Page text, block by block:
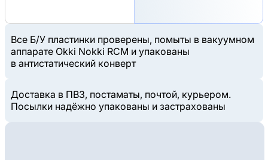
Все Б/У пластинки проверены, помыты в вакуумном
аппарате Okki Nokki RCM и упакованы
в антистатический конверт
Доставка в ПВЗ, постаматы, почтой, курьером.
Посылки надёжно упакованы и застрахованы